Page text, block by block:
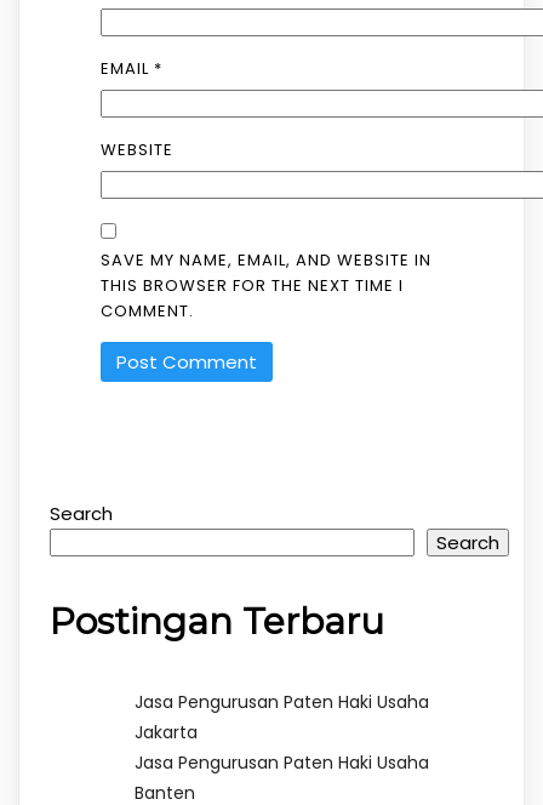
EMAIL *
WEBSITE
SAVE MY NAME, EMAIL, AND WEBSITE IN
THIS BROWSER FOR THE NEXT TIME I
COMMENT.
Search
Search
Postingan Terbaru
Jasa Pengurusan Paten Haki Usaha
Jakarta
Jasa Pengurusan Paten Haki Usaha
Banten